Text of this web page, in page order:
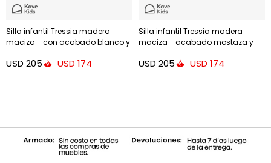
Silla infantil Tressia madera
maciza - con acabado blanco y
USD 205 USD 174
Silla infantil Tressia madera
maciza - acabado mostaza y
USD 205 USD 174